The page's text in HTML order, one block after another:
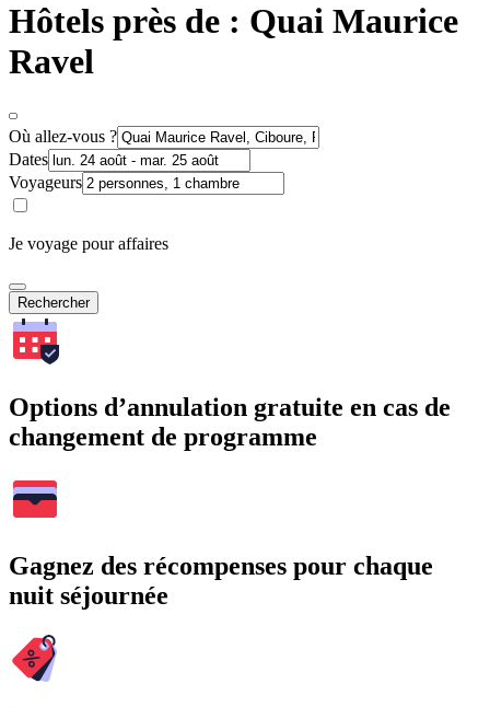
Hôtels près de : Quai Maurice
Ravel
Où allez-vous ?
Dates
Voyageurs
Je voyage pour affaires
Rechercher
Options d’annulation gratuite en cas de
changement de programme
Gagnez des récompenses pour chaque
nuit séjournée